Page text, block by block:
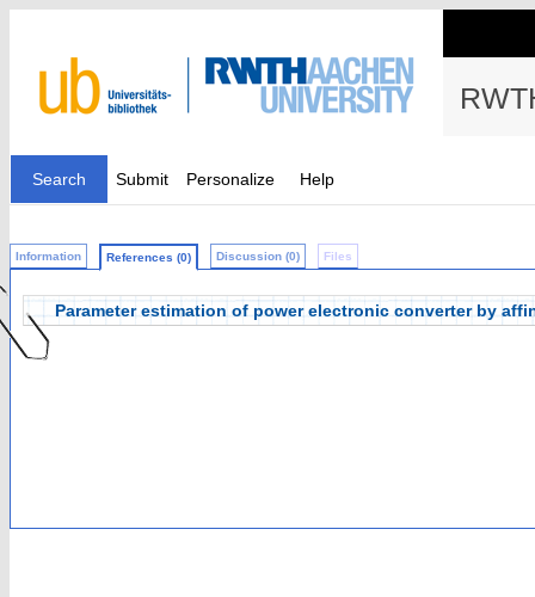
Search Submit Personalize Help
Information References (0) Discussion (0) Files
Parameter estimation of power electronic converter by